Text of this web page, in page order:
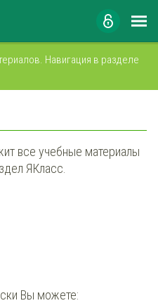
Навигация в разделе
все учебные материалы
ЯКласс.
Вы можете: